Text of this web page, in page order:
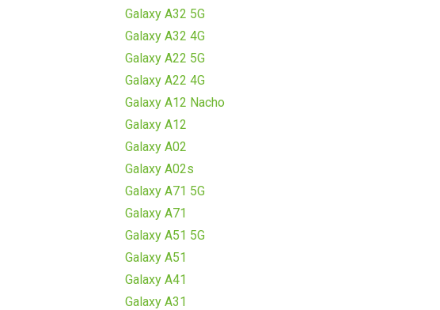
Galaxy A32 5G
Galaxy A32 4G
Galaxy A22 5G
Galaxy A22 4G
Galaxy A12 Nacho
Galaxy A12
Galaxy A02
Galaxy A02s
Galaxy A71 5G
Galaxy A71
Galaxy A51 5G
Galaxy A51
Galaxy A41
Galaxy A31